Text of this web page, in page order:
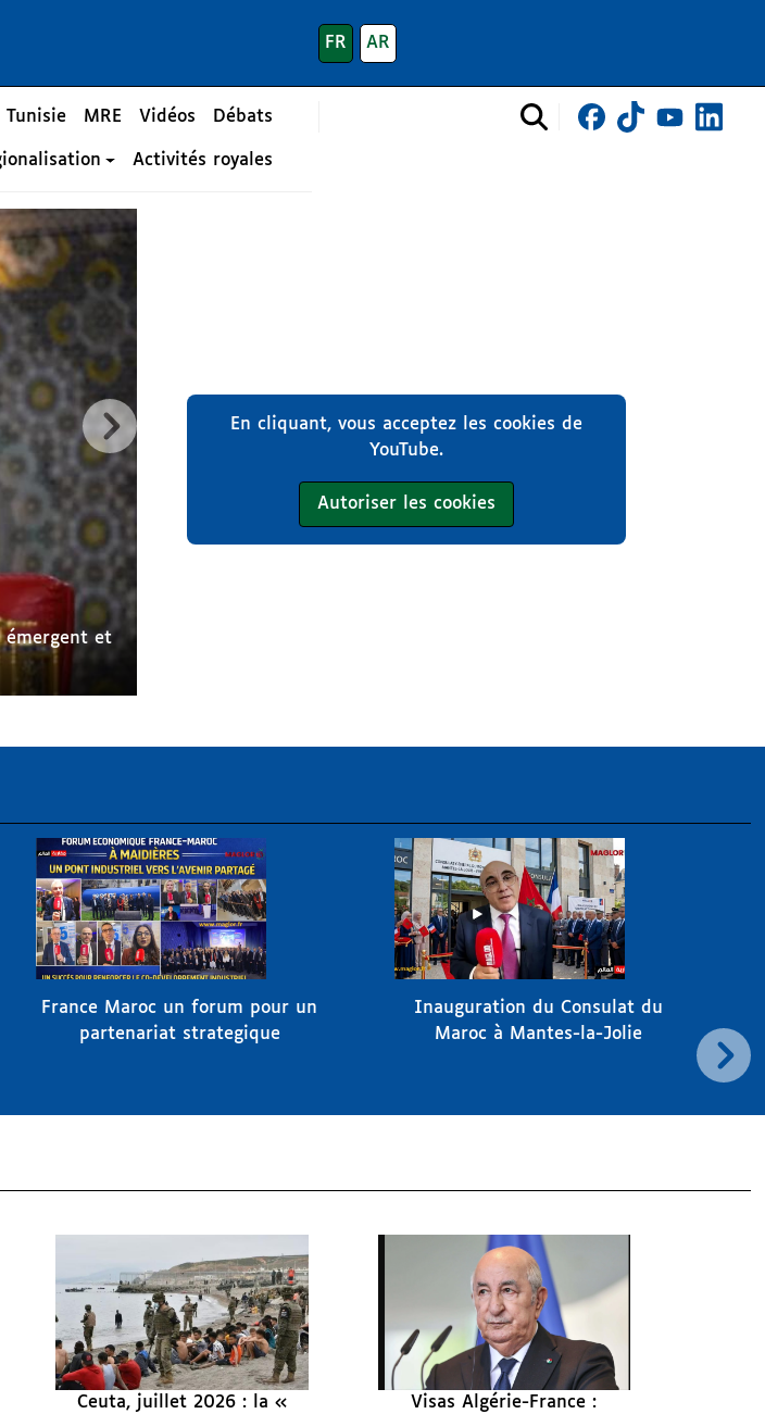
FR
AR
Tunisie MRE Vidéos Débats
Activités royales
En cliquant, vous acceptez les cookies de
YouTube.
Autoriser les cookies
France Maroc un forum pour un
partenariat strategique
Inauguration du Consulat du
Maroc à Mantes-la-Jolie
Ceuta, juillet 2026 : la «
Visas Algérie-France :